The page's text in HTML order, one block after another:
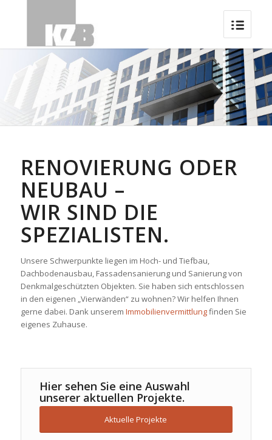
RENOVIERUNG ODER
NEUBAU –
WIR SIND DIE
SPEZIALISTEN.
Unsere Schwerpunkte liegen im Hoch- und Tiefbau,
Dachbodenausbau, Fassadensanierung und Sanierung von
Denkmalgeschützten Objekten. Sie haben sich entschlossen
in den eigenen „Vierwänden“ zu wohnen? Wir helfen Ihnen
gerne dabei. Dank unserem Immobilienvermittlungfinden Sie
eigenes Zuhause.
Hier sehen Sie eine Auswahl
unserer aktuellen Projekte.
Aktuelle Projekte